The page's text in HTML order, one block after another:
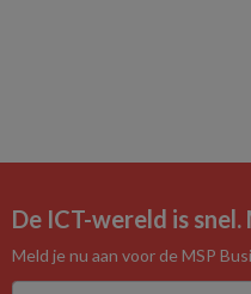
De ICT-wereld is snel.
Meld je nu aan voor de MSP